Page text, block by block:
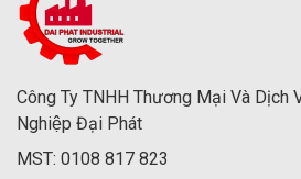
Công Ty TNHH Thương Mại Và Dịch
Nghiệp Đại Phát
MST: 0108 817 823